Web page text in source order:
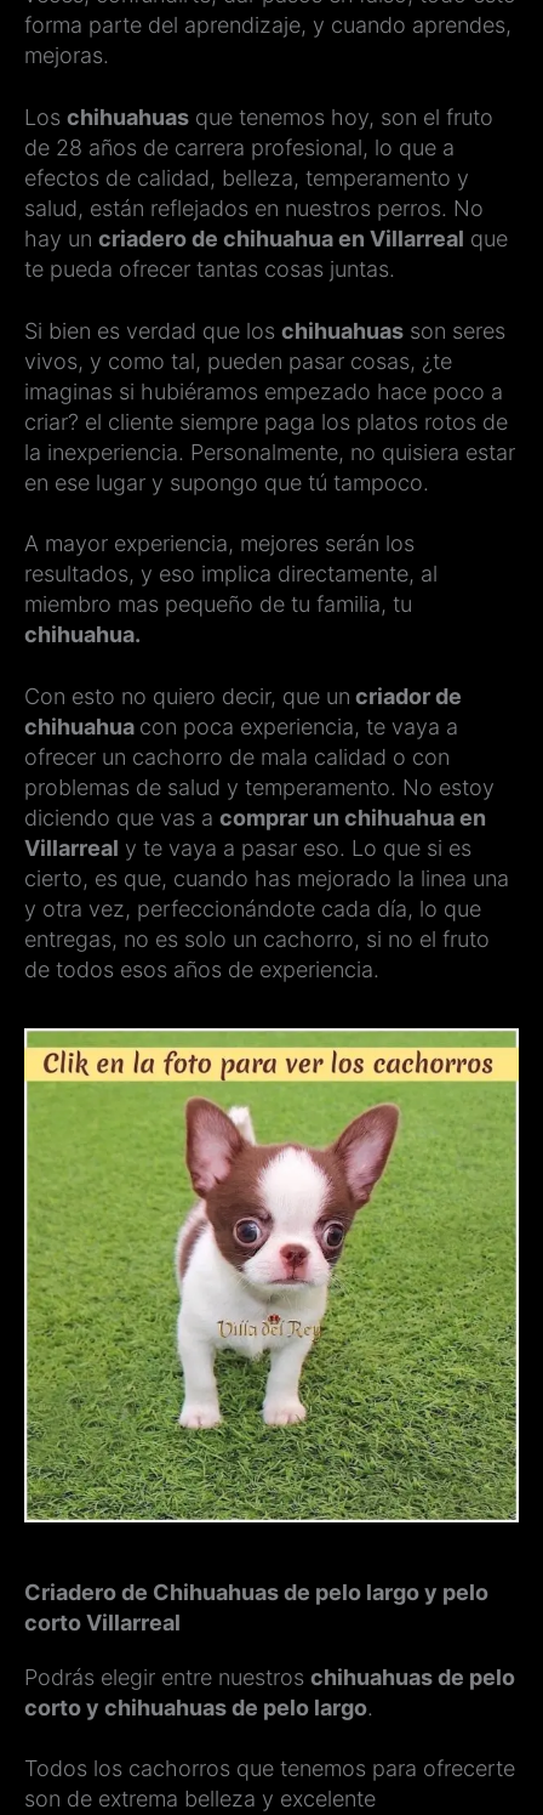
forma parte del aprendizaje, y cuando aprendes,
mejoras.
Los chihuahuas que tenemos hoy, son el fruto
de 28 años de carrera profesional, lo que a
efectos de calidad, belleza, temperamento y
salud, están reflejados en nuestros perros. No
hay un criadero de chihuahua en Villarreal que
te pueda ofrecer tantas cosas juntas.
Si bien es verdad que los chihuahuas son seres
vivos, y como tal, pueden pasar cosas, ¿te
imaginas si hubiéramos empezado hace poco a
criar? el cliente siempre paga los platos rotos de
la inexperiencia. Personalmente, no quisiera estar
en ese lugar y supongo que tú tampoco.
A mayor experiencia, mejores serán los
resultados, y eso implica directamente, al
miembro mas pequeño de tu familia, tu
chihuahua.
Con esto no quiero decir, que un criador de
chihuahua con poca experiencia, te vaya a
ofrecer un cachorro de mala calidad o con
problemas de salud y temperamento. No estoy
diciendo que vas a comprar un chihuahua en
Villarreal y te vaya a pasar eso. Lo que si es
cierto, es que, cuando has mejorado la linea una
y otra vez, perfeccionándote cada día, lo que
entregas, no es solo un cachorro, si no el fruto
de todos esos años de experiencia.
Criadero de Chihuahuas de pelo largo y pelo
corto Villarreal
Podrás elegir entre nuestros chihuahuas de pelo
corto y chihuahuas de pelo largo.
Todos los cachorros que tenemos para ofrecerte
son de extrema belleza y excelente